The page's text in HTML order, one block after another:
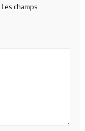
Les champs